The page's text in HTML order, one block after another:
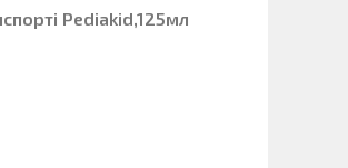
Pediakid,125мл